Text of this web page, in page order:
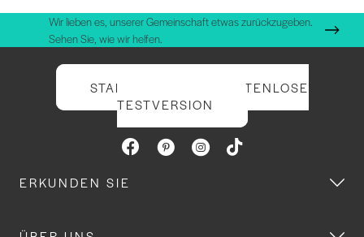
Wir lieben es, unserer Gemeinschaft etwas zurückzugeben.
Sehen Sie, wie wir helfen.
STARTEN SIE IHRE KOSTENLOSE
TESTVERSION
ERKUNDEN SIE